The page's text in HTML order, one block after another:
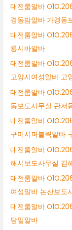
대전룸알바
경동밤알바 가경동
대전룸알바
룡시바알바
대전룸알바
고양시여성알바 고
대전룸알바
동보도사무실 관저
대전룸알바
구미시퍼블릭알바
대전룸알바
해시보도사무실 김
대전룸알바
여성알바 논산보도
대전룸알바
당일알바